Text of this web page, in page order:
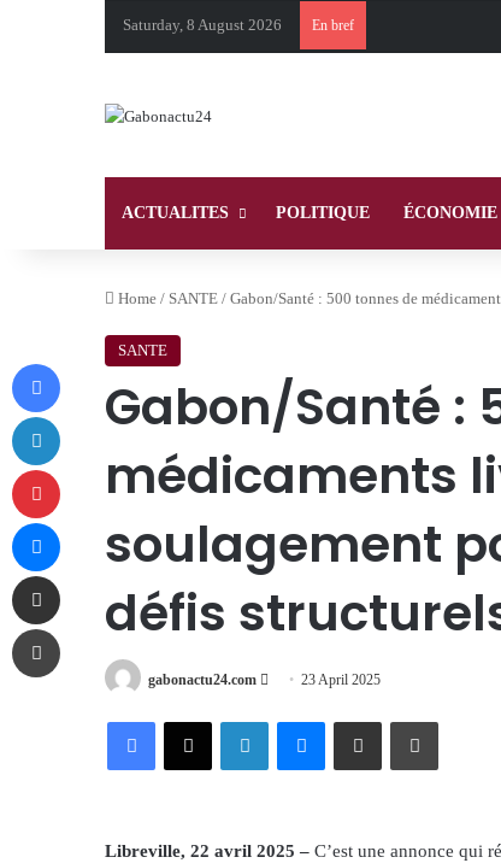
Saturday, 8 August 2026 En bref
ACTUALITES POLITIQUE ÉCONOMIE
Home / SANTE / Gabon/Santé : 500 tonnes de
SANTE
Gabon/Santé :
médicaments
soulagement
défis
gabonactu24.com
Send 23 April 2025
FacebookX LinkedInMessengerShare via Email Print
Libreville, 22 avril 2025 – C’est une annonce qui
Facebook
LinkedIn
Pinterest